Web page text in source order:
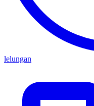
lelungan